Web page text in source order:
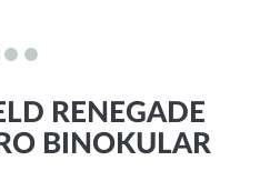
RENEGADE
BINOKULAR